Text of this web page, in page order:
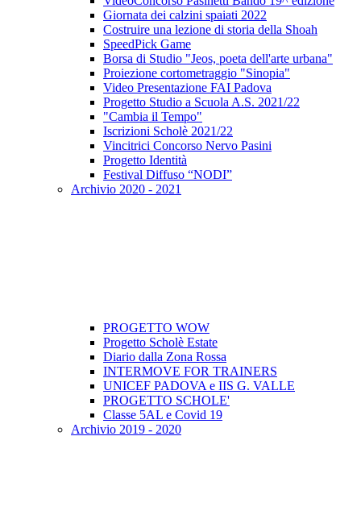
Giornata dei calzini spaiati 2022
Costruire una lezione di storia della Shoah
SpeedPick Game
Borsa di Studio "Jeos, poeta dell'arte urbana"
Proiezione cortometraggio "Sinopia"
Video Presentazione FAI Padova
Progetto Studio a Scuola A.S. 2021/22
"Cambia il Tempo"
Iscrizioni Scholè 2021/22
Vincitrici Concorso Nervo Pasini
Progetto Identità
Festival Diffuso “NODI”
Archivio 2020 - 2021
PROGETTO WOW
Progetto Scholè Estate
Diario dalla Zona Rossa
INTERMOVE FOR TRAINERS
UNICEF PADOVA e IIS G. VALLE
PROGETTO SCHOLE'
Classe 5AL e Covid 19
Archivio 2019 - 2020